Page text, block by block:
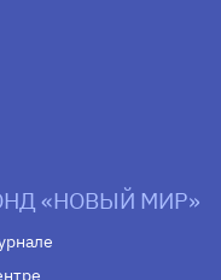
«НОВЫЙ МИР»